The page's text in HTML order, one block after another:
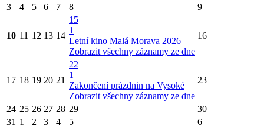
3 4 5 6 7 8 9
10 11 12 13 14
15
1
Letní kino Malá Morava 2026
Zobrazit všechny záznamy ze dne
16
17 18 19 20 21
22
1
Zakončení prázdnin na Vysoké
Zobrazit všechny záznamy ze dne
23
24 25 26 27 28 29
30
31 1 2 3 4 5 6